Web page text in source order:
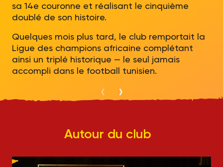
sa 14e couronne et réalisant le cinquième
doublé de son histoire.
Quelques mois plus tard, le club remportait la
Ligue des champions africaine complétant
ainsi un triplé historique — le seul jamais
accompli dans le football tunisien.
‹ ›
Autour du club